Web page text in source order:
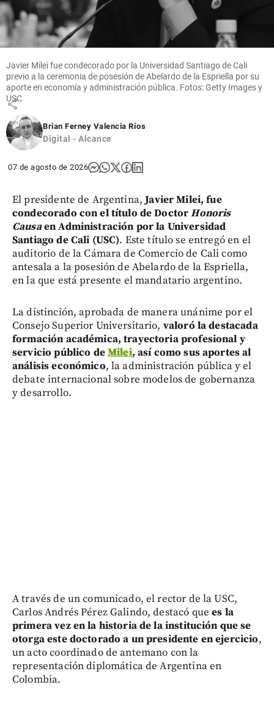
de un Fan
Fatal:
Estados
Alterados
volver a
escucharse
share
Javier Milei fue condecorado por la Universidad Santiago de Cali
previo a la ceremonia de posesión de Abelardo de la Espriella por su
aporte en economía y administración pública. Fotos: Getty Images y
USC
Brian Ferney Valencia Ríos
Digital - Alcance
07 de agosto de 2026
El presidente de Argentina,Javier Milei, fue
condecorado con el título de DoctorHonoris
Causaen Administración por la Universidad
Santiago de Cali (USC). Este título se entregó en el
auditorio de la Cámara de Comercio de Cali como
antesala a la posesión de Abelardo de la Espriella,
en la que está presente el mandatario argentino.
La distinción, aprobada de manera unánime por el
Consejo Superior Universitario, valoró la destacada
formación académica, trayectoria profesional y
servicio público deMilei, así como sus aportes al
análisis económico, la administración pública y el
debate internacional sobre modelos de gobernanza
y desarrollo.
A través de un comunicado, el rector de la USC,
Carlos Andrés Pérez Galindo, destacó que es la
primera vez en la historia de la institución que se
otorga este doctorado a un presidente en ejercicio,
un acto coordinado de antemano con la
representación diplomática de Argentina en
Colombia.